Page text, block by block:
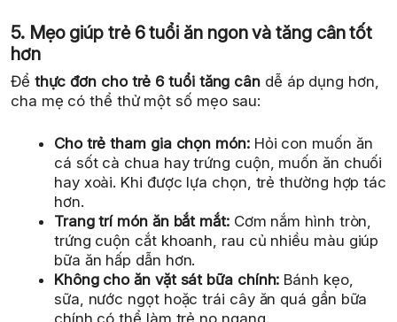
5. Mẹo giúp trẻ 6 tuổi ăn ngon và tăng cân tốt
hơn
Để thực đơn cho trẻ 6 tuổi tăng cân dễ áp dụng hơn,
cha mẹ có thể thử một số mẹo sau:
Cho trẻ tham gia chọn món:Hỏi con muốn ăn
cá sốt cà chua hay trứng cuộn, muốn ăn chuối
hay xoài. Khi được lựa chọn, trẻ thường hợp tác
hơn.
Trang trí món ăn bắt mắt:Cơm nắm hình tròn,
trứng cuộn cắt khoanh, rau củ nhiều màu giúp
bữa ăn hấp dẫn hơn.
Không cho ăn vặt sát bữa chính: Bánh kẹo,
sữa, nước ngọt hoặc trái cây ăn quá gần bữa
chính có thể làm trẻ no ngang.